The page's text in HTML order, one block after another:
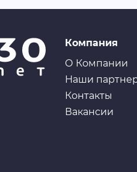
Компания
О Компании
Наши
Контакты
Вакансии